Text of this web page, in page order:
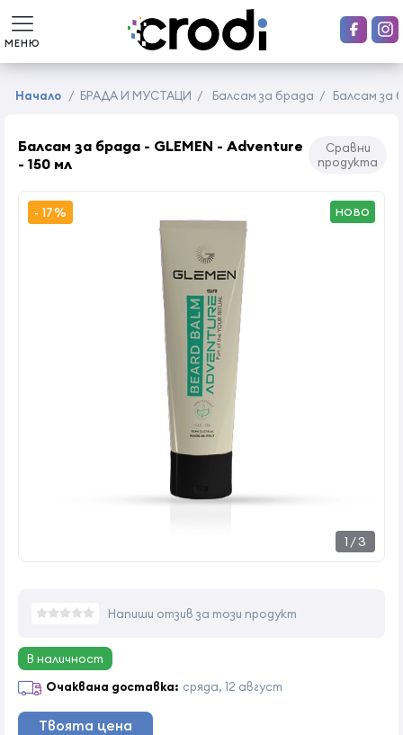
МЕНЮ
Начало / БРАДА И МУСТАЦИ / Балсам за брада / Балсам за
Балсам за брада - GLEMEN - Adventure
- 150 мл
Сравни
продукта
1 /3
- 17% НОВО
Напиши отзив за този продукт
В наличност
Очаквана доставка: сряда, 12 август
Твоята цена